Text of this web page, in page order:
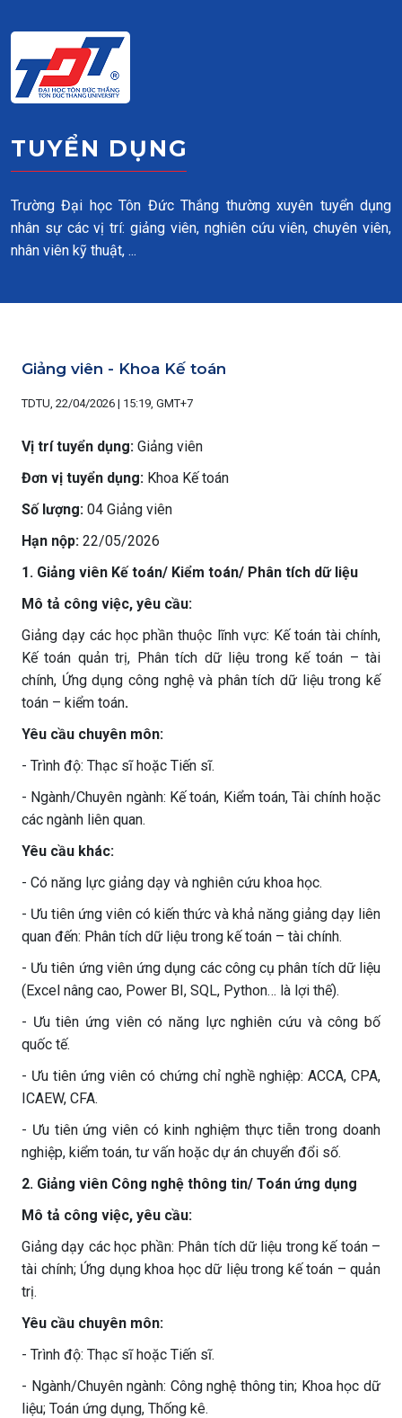
TUYỂN DỤNG
Trường Đại học Tôn Đức Thắng thường xuyên tuyển dụng
nhân sự các vị trí: giảng viên, nghiên cứu viên, chuyên viên,
nhân viên kỹ thuật, ...
Giảng viên - Khoa Kế toán
TDTU, 22/04/2026 | 15:19, GMT+7
Vị trí tuyển dụng: Giảng viên
Đơn vị tuyển dụng: Khoa Kế toán
Số lượng: 04 Giảng viên
Hạn nộp: 22/05/2026
1. Giảng viên Kế toán/ Kiểm toán/ Phân tích dữ liệu
Mô tả công việc, yêu cầu:
Giảng dạy các học phần thuộc lĩnh vực: Kế toán tài chính,
Kế toán quản trị, Phân tích dữ liệu trong kế toán – tài
chính, Ứng dụng công nghệ và phân tích dữ liệu trong kế
toán – kiểm toán.
Yêu cầu chuyên môn:
- Trình độ: Thạc sĩ hoặc Tiến sĩ.
- Ngành/Chuyên ngành: Kế toán, Kiểm toán, Tài chính hoặc
các ngành liên quan.
Yêu cầu khác:
- Có năng lực giảng dạy và nghiên cứu khoa học.
- Ưu tiên ứng viên có kiến thức và khả năng giảng dạy liên
quan đến: Phân tích dữ liệu trong kế toán – tài chính.
- Ưu tiên ứng viên ứng dụng các công cụ phân tích dữ liệu
(Excel nâng cao, Power BI, SQL, Python… là lợi thế).
- Ưu tiên ứng viên có năng lực nghiên cứu và công bố
quốc tế.
- Ưu tiên ứng viên có chứng chỉ nghề nghiệp: ACCA, CPA,
ICAEW, CFA.
- Ưu tiên ứng viên có kinh nghiệm thực tiễn trong doanh
nghiệp, kiểm toán, tư vấn hoặc dự án chuyển đổi số.
2. Giảng viên Công nghệ thông tin/ Toán ứng dụng
Mô tả công việc, yêu cầu:
Giảng dạy các học phần: Phân tích dữ liệu trong kế toán –
tài chính; Ứng dụng khoa học dữ liệu trong kế toán – quản
trị.
Yêu cầu chuyên môn:
- Trình độ: Thạc sĩ hoặc Tiến sĩ.
- Ngành/Chuyên ngành: Công nghệ thông tin; Khoa học dữ
liệu; Toán ứng dụng, Thống kê.